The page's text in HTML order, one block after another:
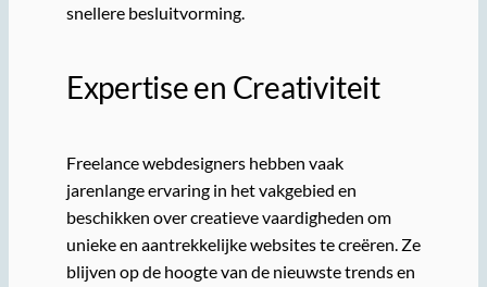
snellere besluitvorming.
Expertise en Creativiteit
Freelance webdesigners hebben vaak
jarenlange ervaring in het vakgebied en
beschikken over creatieve vaardigheden om
unieke en aantrekkelijke websites te creëren. Ze
blijven op de hoogte van de nieuwste trends en